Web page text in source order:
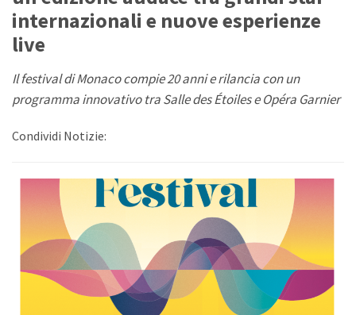
internazionali e nuove esperienze
live
Il festival di Monaco compie 20 anni e rilancia con un
programma innovativo tra Salle des Étoiles e Opéra Garnier
Condividi Notizie: